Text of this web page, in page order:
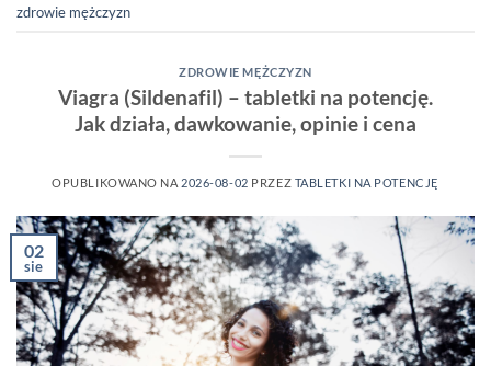
zdrowie mężczyzn
ZDROWIE MĘŻCZYZN
Viagra (Sildenafil) – tabletki na potencję.
Jak działa, dawkowanie, opinie i cena
OPUBLIKOWANO NA 2026-08-02 PRZEZ TABLETKI NA POTENCJĘ
02
sie